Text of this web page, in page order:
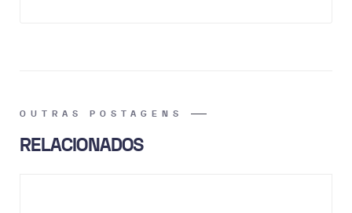
OUTRAS POSTAGENS
RELACIONADOS